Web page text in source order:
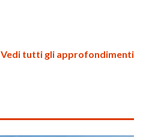
Vedi tutti gli approfondimenti